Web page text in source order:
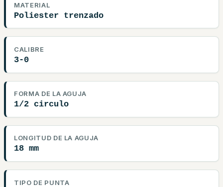
MATERIAL
Poliester trenzado
CALIBRE
3-0
FORMA DE LA AGUJA
1/2 circulo
LONGITUD DE LA AGUJA
18 mm
TIPO DE PUNTA